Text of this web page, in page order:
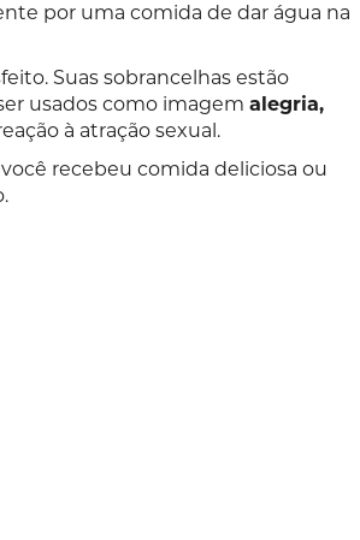
por uma comida de dar água na
Suas sobrancelhas estão
usados como imagem alegria,
à atração sexual.
recebeu comida deliciosa ou